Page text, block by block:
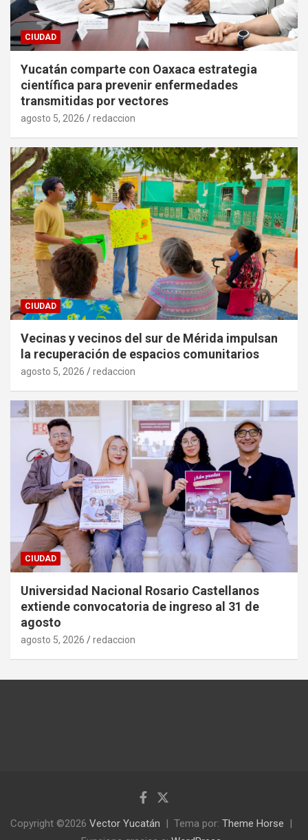
CIUDAD
Yucatán comparte con Oaxaca estrategia
científica para prevenir enfermedades
transmitidas por vectores
agosto 5, 2026 redaccion
CIUDAD
Vecinas y vecinos del sur de Mérida impulsan
la recuperación de espacios comunitarios
agosto 5, 2026 redaccion
CIUDAD
Universidad Nacional Rosario Castellanos
extiende convocatoria de ingreso al 31 de
agosto
agosto 5, 2026 redaccion
Copyright ©2026 Vector Yucatán Tema por: Theme Horse